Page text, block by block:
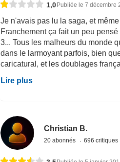
1,0Publiée le 7 décembre
Je n'avais pas lu la saga, et
Franchement ça fait un peu
3... Tous les malheurs du monde
dans le larmoyant parfois, bien
caricatural, et les doublages
Lire plus
Christian B.
20 abonnés 696 critiques